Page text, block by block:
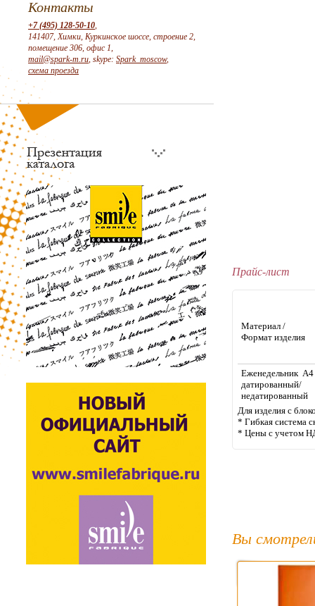
Контакты
+7 (495) 128-50-10,
141407, Химки, Куркинское шоссе, строение 2,
помещение 306, офис 1,
mail@spark-m.ru, skype: Spark_moscow,
схема проезда
Прайс-лист
Материал /
Формат изделия
Еженедельник А4
датированный/
недатированный
Для изделия с
* Гибкая система
* Цены с учетом
Вы